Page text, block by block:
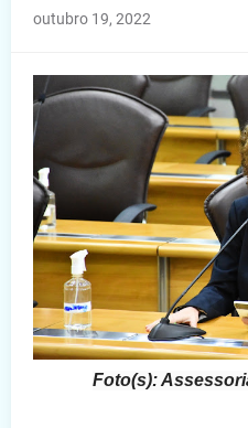
outubro 19, 2022
Foto(s):